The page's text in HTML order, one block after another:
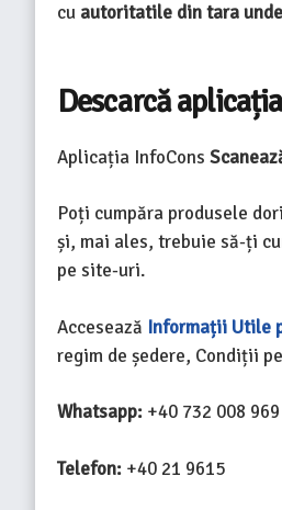
cu autoritatile din tara
Descarcă
Aplicația InfoCons
Poți cumpăra produsele
și, mai ales, trebuie să-ți
pe site-uri.
Accesează Informații Utile
regim de ședere, Condiții
Whatsapp: +40 732 008 969
Telefon: +40 21 9615